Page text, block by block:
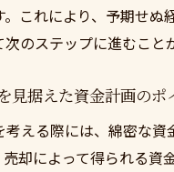
。これにより、予期せぬ
のステップに進むこと
見据えた資金計画のポ
考える際には、綿密な資
売却によって得られる資